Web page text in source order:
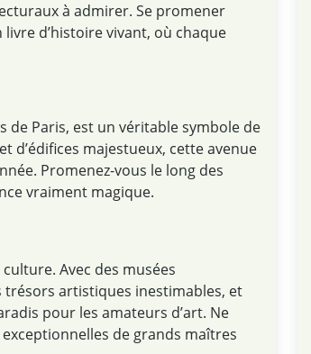
à admirer. Se promener
d’histoire vivant, où chaque
de Paris, est un véritable symbole de
d’édifices majestueux, cette avenue
Promenez-vous le long des
vraiment magique.
Avec des musées
artistiques inestimables, et
pour les amateurs d’art. Ne
de grands maîtres